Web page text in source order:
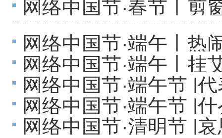
来“解锁”新春新玩法→
网络中国节·春节丨
语迎新年
网络中国节·端午丨热
网络中国节·端午丨
节仪式感拉满
网络中国节·端午节 |
这场活动很暖心
网络中国节·端午节 |
网络中国节·清明节 |